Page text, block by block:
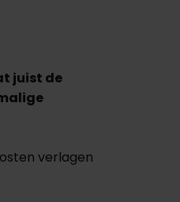
juist de
verlagen